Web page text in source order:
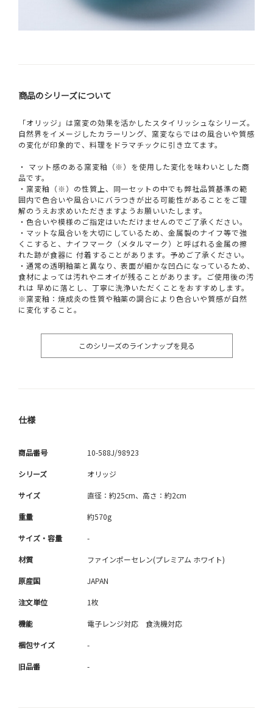
商品のシリーズについて
「オリッジ」は窯変の効果を活かしたスタイリッシュなシリーズ。
自然界をイメージしたカラーリング、窯変ならではの風合いや質感
の変化が印象的で、料理をドラマチックに引き立てます。
・ マット感のある窯変釉（※）を使用した変化を味わいとした商
品です。
・窯変釉（※）の性質上、同一セットの中でも弊社品質基準の範
囲内で色合いや風合いにバラつきが出る可能性があることをご理
解のうえお求めいただきますようお願いいたします。
・色合いや模様のご指定はいただけませんのでご了承ください。
・マットな風合いを大切にしているため、金属製のナイフ等で強
くこすると、ナイフマーク（メタルマーク）と呼ばれる金属の擦
れた跡が食器に 付着することがあります。予めご了承ください。
・通常の透明釉薬と異なり、表面が細かな凹凸になっているため、
食材によっては汚れやニオイが残ることがあります。ご使用後の汚
れは 早めに落とし、丁寧に洗浄いただくことをおすすめします。
※窯変釉：焼成炎の性質や釉薬の調合により色合いや質感が自然
に変化すること。
このシリーズのラインナップを見る
仕様
商品番号 10-588J/98923
シリーズ オリッジ
サイズ 直径：約25cm、高さ：約2cm
重量 約570g
サイズ・容量 -
材質 ファインポーセレン(プレミアム ホワイト)
原産国 JAPAN
注文単位 1枚
機能 電子レンジ対応 食洗機対応
梱包サイズ -
旧品番 -